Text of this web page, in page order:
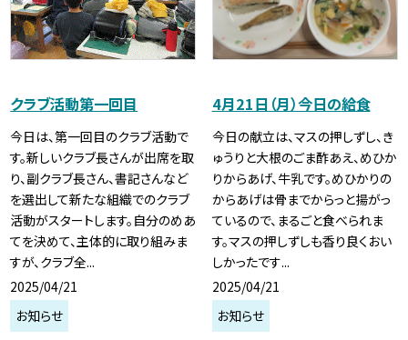
クラブ活動第一回目
今日は、第一回目のクラブ活動で
す。新しいクラブ長さんが出席を取
り、副クラブ長さん、書記さんなど
を選出して新たな組織でのクラブ
活動がスタートします。自分のめあ
てを決めて、主体的に取り組みま
すが、クラブ全...
2025/04/21
お知らせ
4月21日（月）今日の給食
今日の献立は、マスの押しずし、き
ゅうりと大根のごま酢あえ、めひか
りからあげ、牛乳です。めひかりの
からあげは骨までからっと揚がっ
ているので、まるごと食べられま
す。マスの押しずしも香り良くおい
しかったです...
2025/04/21
お知らせ